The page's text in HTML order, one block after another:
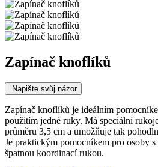
Zapínač knoflíků
Napište svůj názor
Zapínač knoflíků je ideálním
použitím jedné ruky. Má speciální
průměru 3,5 cm a umožňuje tak
Je praktickým pomocníkem pro osoby
špatnou koordinací rukou.